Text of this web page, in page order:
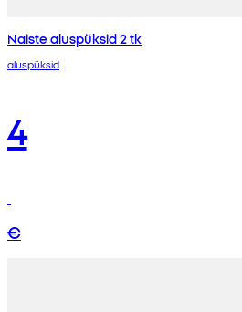
Naiste aluspüksid 2 tk
aluspüksid
4
€